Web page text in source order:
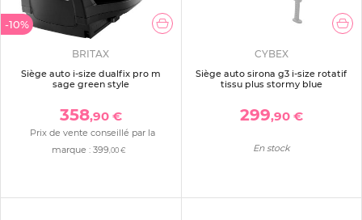
-10%
BRITAX
Siège auto i-size dualfix pro m
sage green style
358,90 €
Prix de vente conseillé par la
marque :399 ,00 €
CYBEX
Siège auto sirona g3 i-size rotatif
tissu plus stormy blue
299,90 €
En stock